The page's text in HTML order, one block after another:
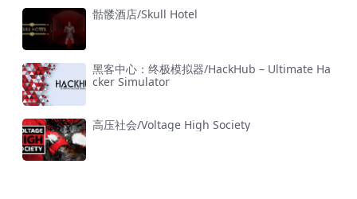
骷髅酒店/Skull Hotel
黑客中心：终极模拟器/HackHub – Ultimate Ha
cker Simulator
高压社会/Voltage High Society